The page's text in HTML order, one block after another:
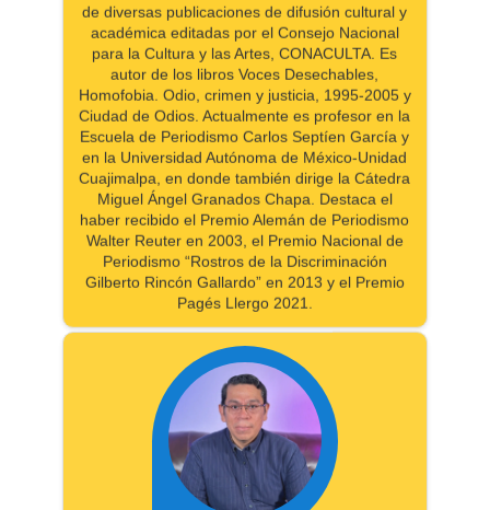
de diversas publicaciones de difusión cultural y
académica editadas por el Consejo Nacional
para la Cultura y las Artes, CONACULTA. Es
autor de los libros Voces Desechables,
Homofobia. Odio, crimen y justicia, 1995-2005 y
Ciudad de Odios. Actualmente es profesor en la
Escuela de Periodismo Carlos Septíen García y
en la Universidad Autónoma de México-Unidad
Cuajimalpa, en donde también dirige la Cátedra
Miguel Ángel Granados Chapa. Destaca el
haber recibido el Premio Alemán de Periodismo
Walter Reuter en 2003, el Premio Nacional de
Periodismo “Rostros de la Discriminación
Gilberto Rincón Gallardo” en 2013 y el Premio